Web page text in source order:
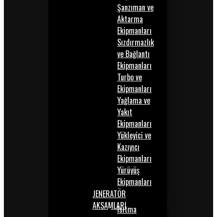
Şanzıman ve
Aktarma
Ekipmanları
Sızdırmazlık
ve Bağlantı
Ekipmanları
Turbo ve
Ekipmanları
Yağlama ve
Yakıt
Ekipmanları
Yükleyici ve
Kazıyıcı
Ekipmanları
Yürüyüş
Ekipmanları
JENERATÖR
AKSAMLARIIsıtma